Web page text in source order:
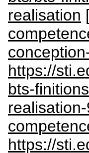
realisation
https://
bts-
https://